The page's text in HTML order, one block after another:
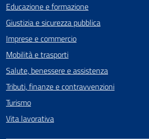
Educazione e formazione
Giustizia e sicurezza pubblica
Imprese e commercio
Mobilità e trasporti
Salute, benessere e assistenza
Tributi, finanze e contravvenzioni
Turismo
Vita lavorativa